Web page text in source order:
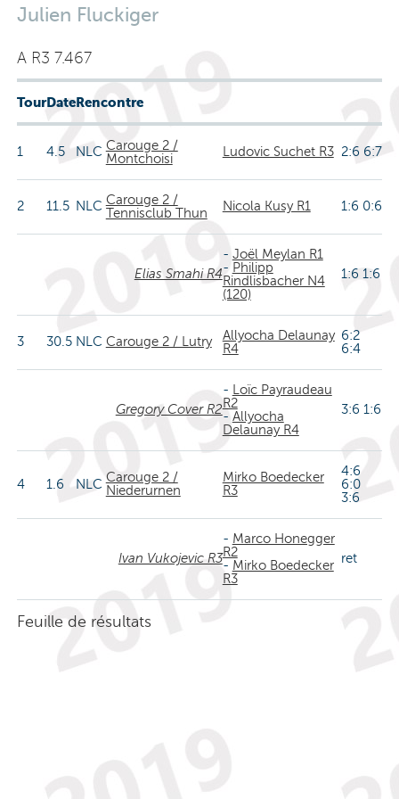
Julien Fluckiger
A R3 7.467
TourDateRencontre
1 4.5 NLCCarouge 2 /
Montchoisi
Ludovic Suchet R3 2:6 6:7
2 11.5 NLCCarouge 2 /
Tennisclub Thun
Nicola Kusy R1 1:6 0:6
Elias Smahi R4
- Joël Meylan R1
- Philipp
Rindlisbacher N4
(120)
1:6 1:6
3 30.5 NLC Carouge 2 / Lutry
Allyocha Delaunay
R4
6:2
6:4
Gregory Cover R2
-
Loïc Payraudeau
R2
- Allyocha
Delaunay R4
3:6 1:6
4 1.6 NLCCarouge 2 /
Niederurnen
Mirko Boedecker
R3
4:6
6:0
3:6
Ivan Vukojevic R3
- Marco Honegger
R2
- Mirko Boedecker
R3
ret
Feuille de résultats